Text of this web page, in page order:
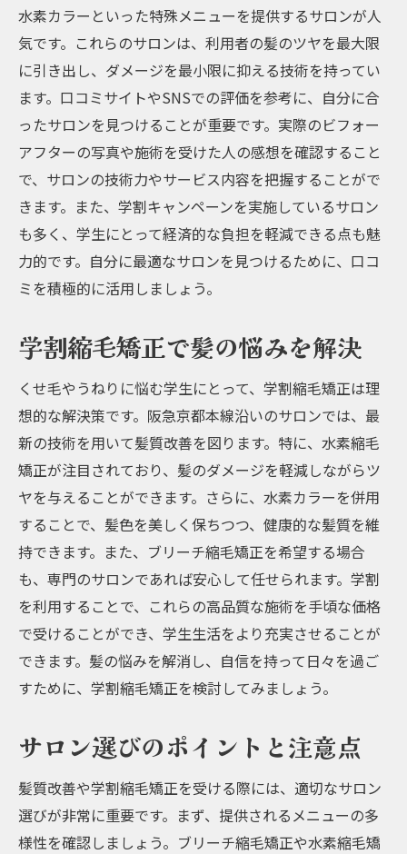
水素カラーといった特殊メニューを提供するサロンが人
気です。これらのサロンは、利用者の髪のツヤを最大限
に引き出し、ダメージを最小限に抑える技術を持ってい
ます。口コミサイトやSNSでの評価を参考に、自分に合
ったサロンを見つけることが重要です。実際のビフォー
アフターの写真や施術を受けた人の感想を確認すること
で、サロンの技術力やサービス内容を把握することがで
きます。また、学割キャンペーンを実施しているサロン
も多く、学生にとって経済的な負担を軽減できる点も魅
力的です。自分に最適なサロンを見つけるために、口コ
ミを積極的に活用しましょう。
学割縮毛矯正で髪の悩みを解決
くせ毛やうねりに悩む学生にとって、学割縮毛矯正は理
想的な解決策です。阪急京都本線沿いのサロンでは、最
新の技術を用いて髪質改善を図ります。特に、水素縮毛
矯正が注目されており、髪のダメージを軽減しながらツ
ヤを与えることができます。さらに、水素カラーを併用
することで、髪色を美しく保ちつつ、健康的な髪質を維
持できます。また、ブリーチ縮毛矯正を希望する場合
も、専門のサロンであれば安心して任せられます。学割
を利用することで、これらの高品質な施術を手頃な価格
で受けることができ、学生生活をより充実させることが
できます。髪の悩みを解消し、自信を持って日々を過ご
すために、学割縮毛矯正を検討してみましょう。
サロン選びのポイントと注意点
髪質改善や学割縮毛矯正を受ける際には、適切なサロン
選びが非常に重要です。まず、提供されるメニューの多
様性を確認しましょう。ブリーチ縮毛矯正や水素縮毛矯